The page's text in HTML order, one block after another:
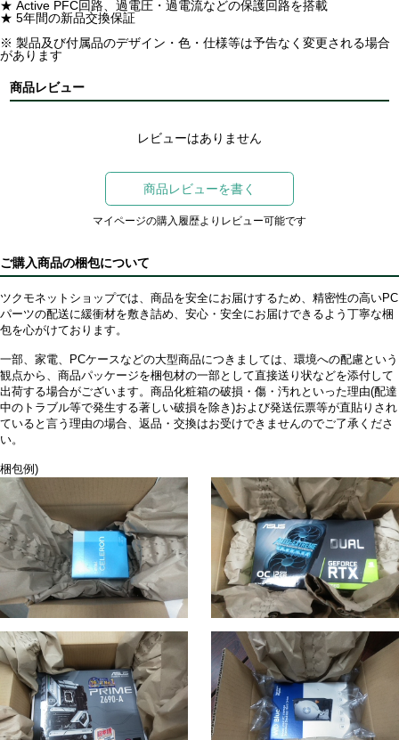
★ Active PFC回路、過電圧・過電流などの保護回路を搭載
★ 5年間の新品交換保証
※ 製品及び付属品のデザイン・色・仕様等は予告なく変更される場合
があります
商品レビュー
レビューはありません
商品レビューを書く
マイページの購入履歴よりレビュー可能です
ご購入商品の梱包について
ツクモネットショップでは、商品を安全にお届けするため、精密性の高いPC
パーツの配送に緩衝材を敷き詰め、安心・安全にお届けできるよう丁寧な梱
包を心がけております。
一部、家電、PCケースなどの大型商品につきましては、環境への配慮という
観点から、商品パッケージを梱包材の一部として直接送り状などを添付して
出荷する場合がございます。商品化粧箱の破損・傷・汚れといった理由(配達
中のトラブル等で発生する著しい破損を除き)および発送伝票等が直貼りされ
ていると言う理由の場合、返品・交換はお受けできませんのでご了承くださ
い。
梱包例)